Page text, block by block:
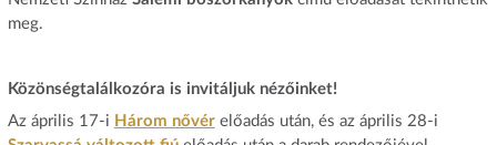
meg.
Közönségtalálkozóra is invitáljuk nézőinket!
Az április 17-i Három nővérelőadás után, és az április 28-i